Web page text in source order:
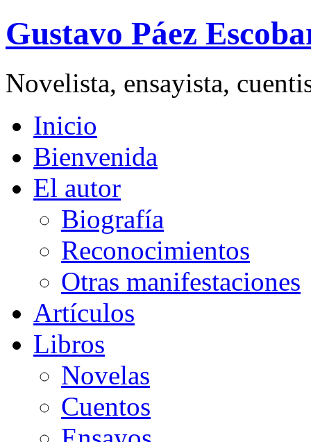
Gustavo Páez
Novelista, ensayista,
Inicio
Bienvenida
El autor
Biografía
Reconocimientos
Otras manifestaciones
Artículos
Libros
Novelas
Cuentos